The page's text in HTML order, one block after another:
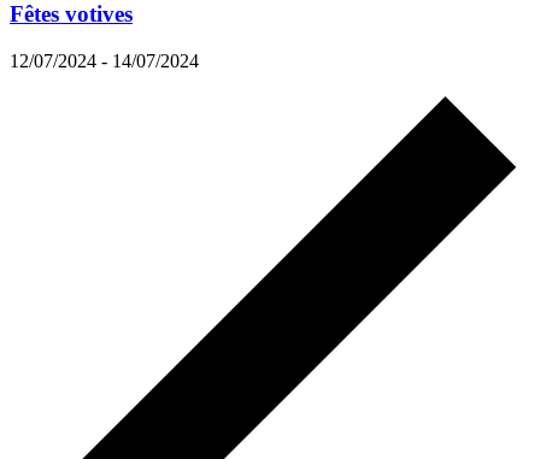
Fêtes votives
12/07/2024 - 14/07/2024